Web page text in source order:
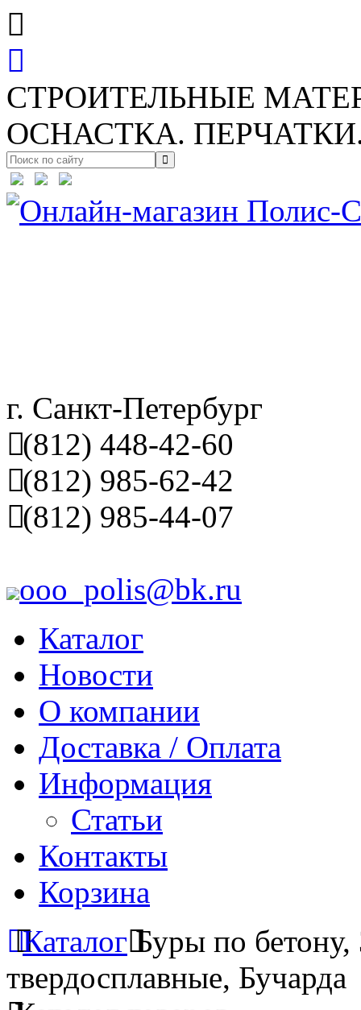
СТРОИТЕЛЬНЫЕ
ОСНАСТКА.
г. Санкт-Петербург
(812) 448-42-60
(812) 985-62-42
(812) 985-44-07
ooo_polis@bk.ru
Каталог
Новости
О компании
Доставка / Оплата
Информация
Статьи
Контакты
Корзина
Каталог Буры по
твердосплавные, Бучарда